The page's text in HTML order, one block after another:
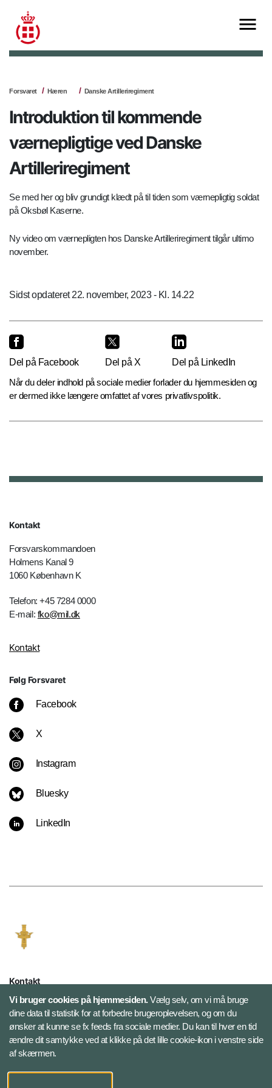
Forsvaret Hæren Danske Artilleriregiment
Introduktion til kommende
værnepligtige ved Danske
Artilleriregiment
Se med her og bliv grundigt klædt på til tiden som værnepligtig soldat
på Oksbøl Kaserne.
Ny video om værnepligten hos Danske Artilleriregiment tilgår ultimo
november.
Sidst opdateret 22. november, 2023 - Kl. 14.22
Del på Facebook Del på X
Del på LinkedIn
Når du deler indhold på sociale medier forlader du hjemmesiden og
er dermed ikke længere omfattet af vores privatlivspolitik.
Kontakt
Forsvarskommandoen
Holmens Kanal 9
1060 København K
Telefon: +45 7284 0000
E-mail: fko@mil.dk
Kontakt
Følg Forsvaret
Facebook
X
Instagram
Bluesky
LinkedIn
Kontakt
Danske Artilleriregiment
Oksbøl Kaserne, Grærup Havvej 2
6840 Oksbøl
Telefon: +45 72 83 80 00
E-mail:DAR-MYN@MIL.DK
Vi bruger cookies på hjemmesiden.Vælg selv, om vi må bruge
dine data til statistik for at forbedre brugeroplevelsen, og om du
ønsker at kunne se fx feeds fra sociale medier. Du kan til hver en tid
ændre dit samtykke ved at klikke på det lille cookie-ikon i venstre side
af skærmen.